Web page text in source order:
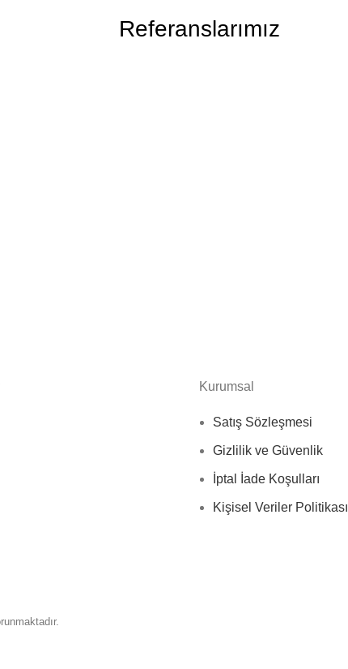
Referanslarımız
Kurumsal
Satış Sözleşmesi
Gizlilik ve Güvenlik
İptal İade Koşulları
Kişisel Veriler Politikası